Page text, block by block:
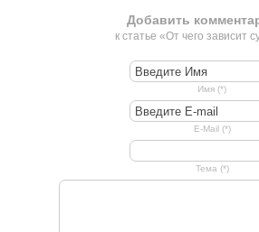
Добавить
к статье «От чего зависит
Имя (*)
E-Mail (*)
Тема (*)